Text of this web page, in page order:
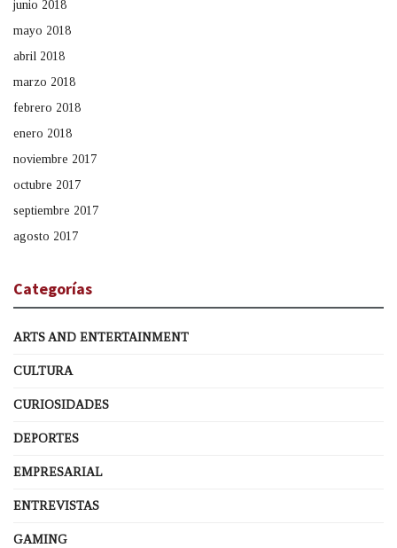
junio 2018
mayo 2018
abril 2018
marzo 2018
febrero 2018
enero 2018
noviembre 2017
octubre 2017
septiembre 2017
agosto 2017
Categorías
ARTS AND ENTERTAINMENT
CULTURA
CURIOSIDADES
DEPORTES
EMPRESARIAL
ENTREVISTAS
GAMING